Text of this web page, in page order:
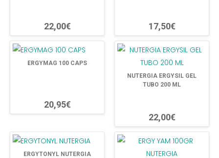
22,00€ 17,50€
ERGYMAG 100 CAPS
20,95€
NUTERGIA ERGYSIL GEL
TUBO 200 ML
22,00€
ERGYTONYL NUTERGIA